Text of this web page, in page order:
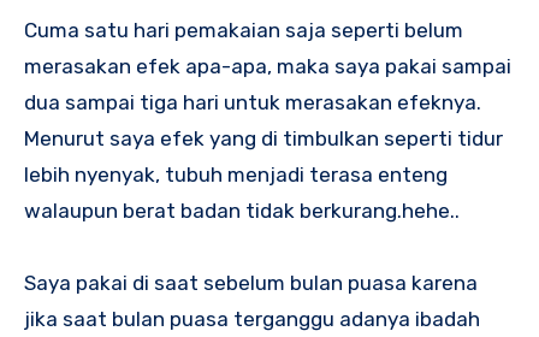
Cuma satu hari pemakaian saja seperti belum
merasakan efek apa-apa, maka saya pakai sampai
dua sampai tiga hari untuk merasakan efeknya.
Menurut saya efek yang di timbulkan seperti tidur
lebih nyenyak, tubuh menjadi terasa enteng
walaupun berat badan tidak berkurang.hehe..
Saya pakai di saat sebelum bulan puasa karena
jika saat bulan puasa terganggu adanya ibadah